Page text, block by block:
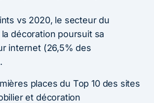
vs 2020, le secteur du
décoration poursuit sa
internet (26,5% des
places du Top 10 des sites
et décoration